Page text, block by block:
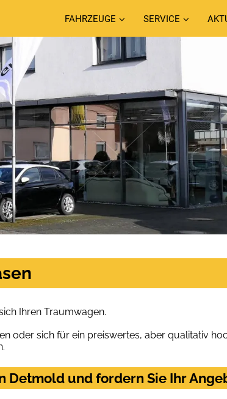
FAHRZEUGE SERVICE
Ihren Traumwagen.
oder sich für ein preiswertes, aber qualitativ
Detmold und fordern Sie Ihr